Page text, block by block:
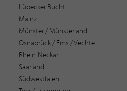
Lübecker Bucht
Mainz
Münster / Münsterland
Osnabrück / Ems / Vechte
Rhein-Neckar
Saarland
Südwestfalen